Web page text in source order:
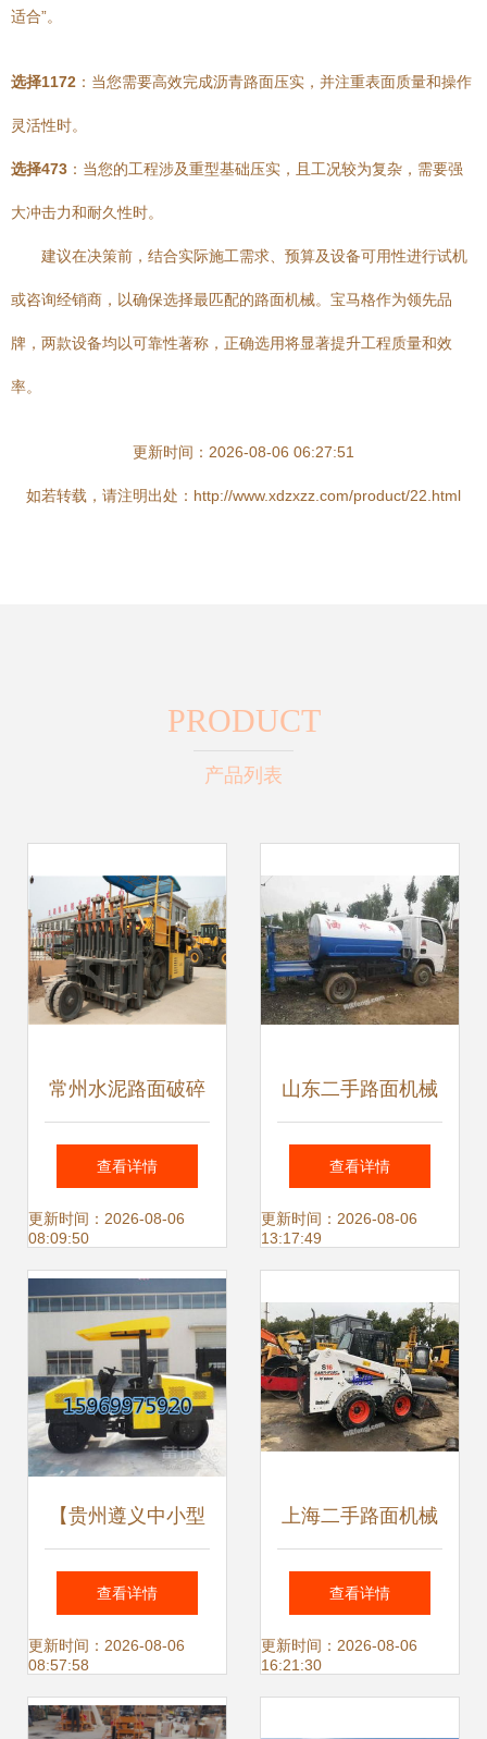
适合”。
选择1172 ：当您需要高效完成沥青路面压实，并注重表面质量和操作
灵活性时。
选择473 ：当您的工程涉及重型基础压实，且工况较为复杂，需要强
大冲击力和耐久性时。
建议在决策前，结合实际施工需求、预算及设备可用性进行试机
或咨询经销商，以确保选择最匹配的路面机械。宝马格作为领先品
牌，两款设备均以可靠性著称，正确选用将显著提升工程质量和效
率。
更新时间：2026-08-06 06:27:51
如若转载，请注明出处：http://www.xdzxzz.com/product/22.html
PRODUCT
产品列表
常州水泥路面破碎
机多少钱？揭秘水
泥路面破碎机械的
价格与选购指南
查看详情
更新时间：2026-08-06
08:09:50
山东二手路面机械
交易指南 图片供求
与挑选秘籍
查看详情
更新时间：2026-08-06
13:17:49
【贵州遵义中小型
压路机柏油路面压
实机方向盘式压土
机好货不贵】-
查看详情
更新时间：2026-08-06
08:57:58
上海二手路面机械
供应与出售图片信
息全解析
查看详情
更新时间：2026-08-06
16:21:30